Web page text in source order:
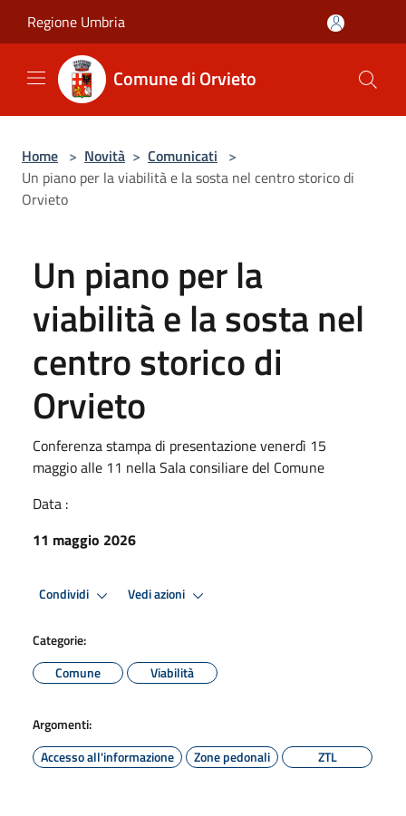
Regione Umbria
Comune di Orvieto
Home > Novità > Comunicati >
Un piano per la viabilità e la sosta nel centro storico di
Orvieto
Un piano per la
viabilità e la sosta nel
centro storico di
Orvieto
Conferenza stampa di presentazione venerdì 15
maggio alle 11 nella Sala consiliare del Comune
Data :
11 maggio 2026
Condividi Vedi azioni
Categorie:
Comune
Viabilità
Argomenti:
Accesso all'informazione
Zone pedonali ZTL